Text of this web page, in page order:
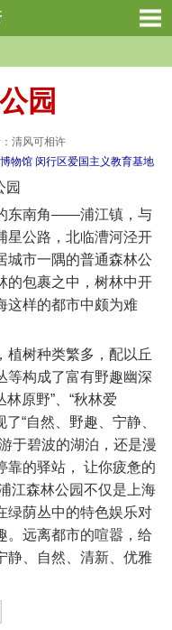
园
清风可相许
物馆 闵行区爱国主义教育基地
东南角——浦江镇，与
星公路，北临漕河泾开
城市一隅的普通森林公
的包裹之中，树林中开
这样的都市中颇为难
树种类繁多，配以丘
等构成了富有野趣幽深
林原野”、“秋林爱
“自然、野趣、宁静、
于碧波的湖泊，还是漫
靠的驿站， 让你疲惫的
江森林公园不仅是上海
绿荫丛中的特色娱乐对
。远离都市的喧嚣，给
静、自然、清新、优雅